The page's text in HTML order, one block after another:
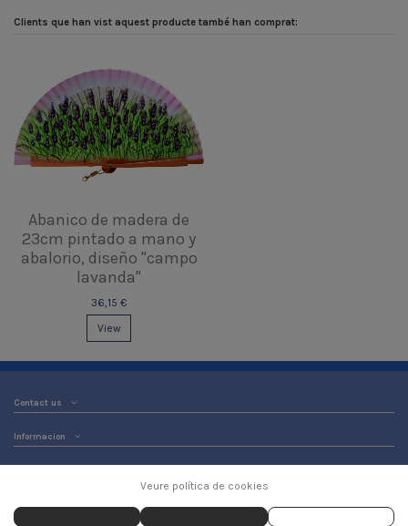
Clients que han vist aquest producte també han comprat:
Abanico de madera de
23cm pintado a mano y
abalorio, diseño "campo
lavanda"
36,15 €
View
Contact us
Informacion
Veure política de cookies